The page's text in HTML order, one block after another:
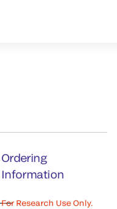
Ordering
Information
For Research Use Only.